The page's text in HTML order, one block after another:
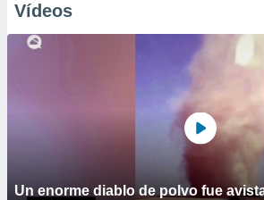
Vídeos
Un enorme diablo de polvo fue